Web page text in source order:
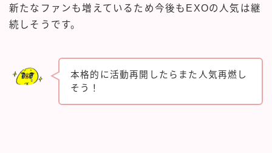
新たなファンも増えているため今後もEXOの人気は継
続しそうです。
本格的に活動再開したらまた人気再燃し
そう！